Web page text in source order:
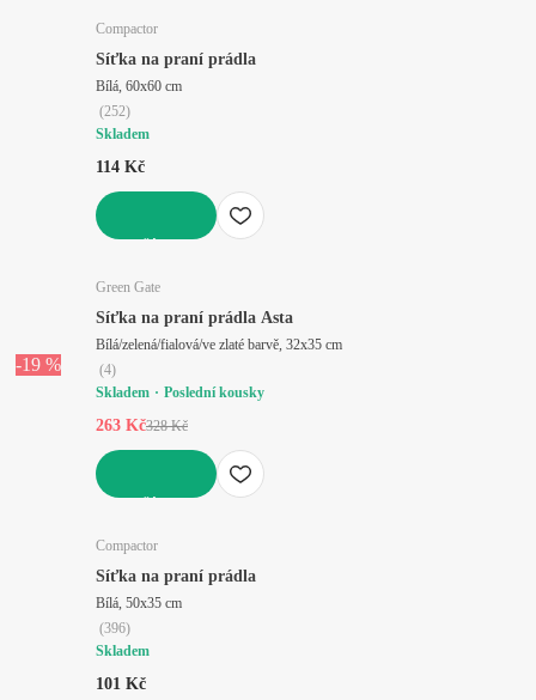
Compactor
Síťka na praní prádla
Bílá, 60x60 cm
(252)
Skladem
114 Kč
-19 %
Green Gate
Síťka na praní prádla Asta
Bílá/zelená/fialová/ve zlaté barvě, 32x35 cm
(4)
Skladem
Poslední kousky
263 Kč328 Kč
Compactor
Síťka na praní prádla
Bílá, 50x35 cm
(396)
Skladem
101 Kč